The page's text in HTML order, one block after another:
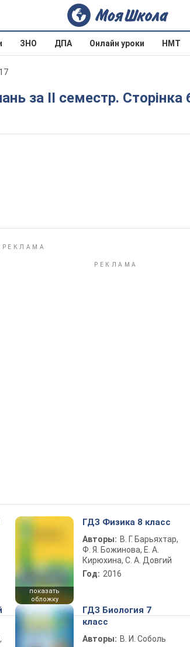
ЗНО ДПА Онлайн уроки НМТ
за ІІ семестр. Сторінка
показать
обложку
ГДЗ Физика 8 класс
Авторы: В. Г. Барьяхтар,
Ф. Я. Божинова, Е. А.
Кирюхина, С. А. Довгий
Год: 2016
ГДЗ Биология 7
класс
Авторы: В. И. Соболь